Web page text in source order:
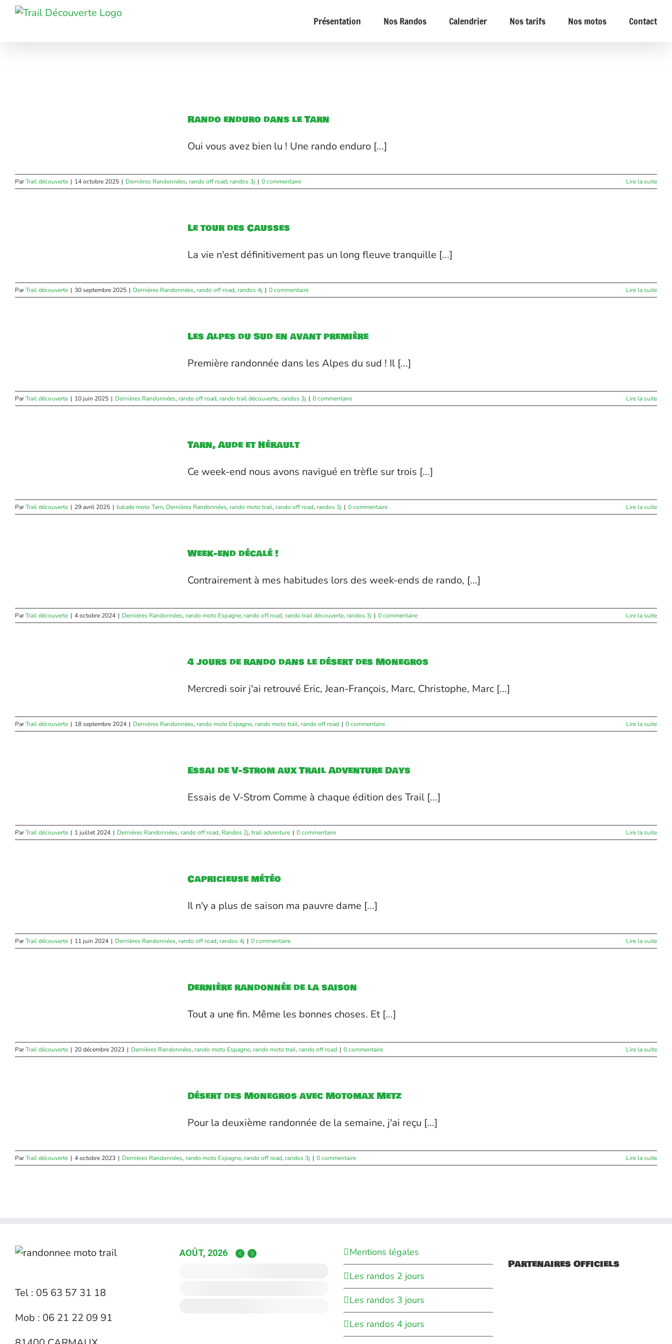
Passer
Présentation Nos Randos Calendrier Nos tarifs Nos motos Contact
Rando enduro dans le Tarn
Oui vous avez bien lu ! Une rando enduro [...]
ParTrail découverte | 14 octobre 2025 | Dernières Randonnées, rando off road, randos 3j | 0 commentaire Lire la suite
Le tour des Causses
La vie n'est définitivement pas un long fleuve tranquille [...]
ParTrail découverte | 30 septembre 2025 | Dernières Randonnées, rando off road, randos 4j | 0 commentaire Lire la suite
Les Alpes du Sud en avant première
Première randonnée dans les Alpes du sud ! Il [...]
ParTrail découverte | 10 juin 2025 | Dernières Randonnées, rando off road, rando trail découverte, randos 3j | 0 commentaire Lire la suite
Tarn, Aude et Hérault
Ce week-end nous avons navigué en trèfle sur trois [...]
ParTrail découverte | 29 avril 2025 | balade moto Tarn, Dernières Randonnées, rando moto trail, rando off road, randos 3j | 0 commentaire Lire la suite
Week-end décalé !
Contrairement à mes habitudes lors des week-ends de rando, [...]
ParTrail découverte | 4 octobre 2024 | Dernières Randonnées, rando moto Espagne, rando off road, rando trail découverte, randos 3j | 0 commentaire Lire la suite
4 jours de rando dans le désert des Monegros
Mercredi soir j'ai retrouvé Eric, Jean-François, Marc, Christophe, Marc [...]
ParTrail découverte | 18 septembre 2024 | Dernières Randonnées, rando moto Espagne, rando moto trail, rando off road | 0 commentaire Lire la suite
Essai de V-Strom aux Trail Adventure Days
Essais de V-Strom Comme à chaque édition des Trail [...]
ParTrail découverte | 1 juillet 2024 | Dernières Randonnées, rando off road, Randos 2j, trail adventure | 0 commentaire Lire la suite
Capricieuse météo
Il n'y a plus de saison ma pauvre dame [...]
ParTrail découverte | 11 juin 2024 | Dernières Randonnées, rando off road, randos 4j | 0 commentaire Lire la suite
Dernière randonnée de la saison
Tout a une fin. Même les bonnes choses. Et [...]
ParTrail découverte | 20 décembre 2023 | Dernières Randonnées, rando moto Espagne, rando moto trail, rando off road | 0 commentaire Lire la suite
Désert des Monegros avec Motomax Metz
Pour la deuxième randonnée de la semaine, j'ai reçu [...]
ParTrail découverte | 4 octobre 2023 | Dernières Randonnées, rando moto Espagne, rando off road, randos 3j | 0 commentaire Lire la suite
Tel : 05 63 57 31 18
Mob : 06 21 22 09 91
AOÛT, 2026
Mentions légales
Les randos 2 jours
Les randos 3 jours
Les randos 4 jours
Partenaires Officiels